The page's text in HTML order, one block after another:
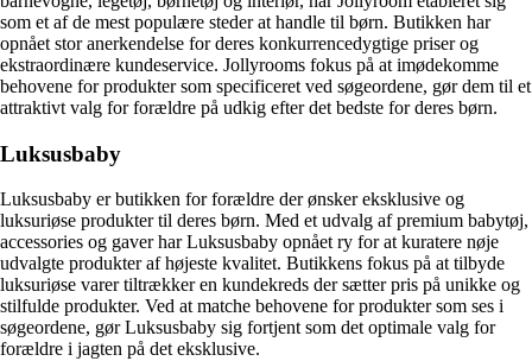
som et af de mest populære steder at handle til børn. Butikken har
opnået stor anerkendelse for deres konkurrencedygtige priser og
ekstraordinære kundeservice. Jollyrooms fokus på at imødekomme
behovene for produkter som specificeret ved søgeordene, gør dem til et
attraktivt valg for forældre på udkig efter det bedste for deres børn.
Luksusbaby
Luksusbaby er butikken for forældre der ønsker eksklusive og
luksuriøse produkter til deres børn. Med et udvalg af premium babytøj,
accessories og gaver har Luksusbaby opnået ry for at kuratere nøje
udvalgte produkter af højeste kvalitet. Butikkens fokus på at tilbyde
luksuriøse varer tiltrækker en kundekreds der sætter pris på unikke og
stilfulde produkter. Ved at matche behovene for produkter som ses i
søgeordene, gør Luksusbaby sig fortjent som det optimale valg for
forældre i jagten på det eksklusive.